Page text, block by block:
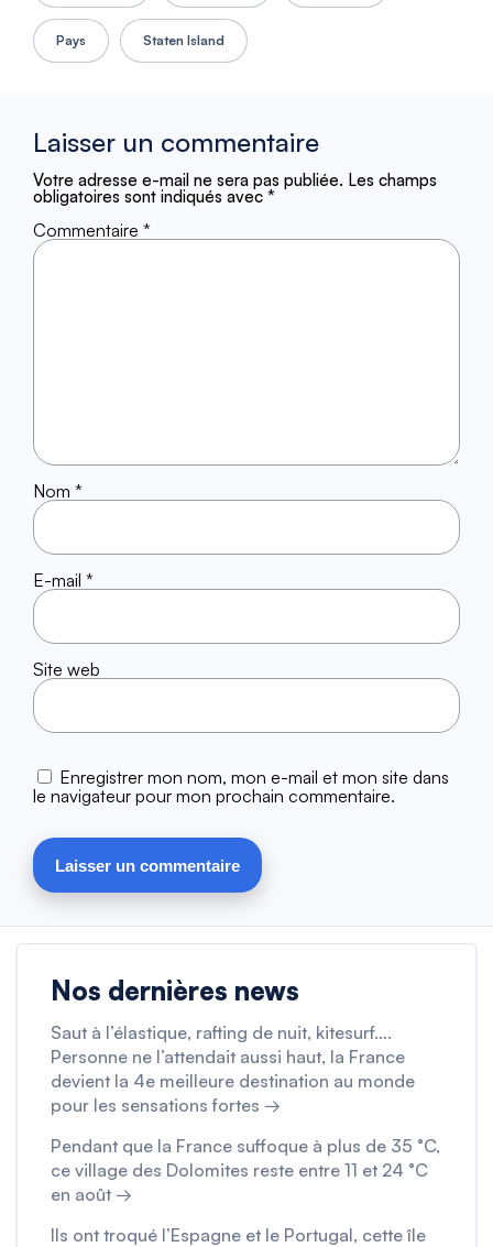
Pays Staten Island
Laisser un commentaire
Votre adresse e-mail ne sera pas publiée. Les champs
obligatoires sont indiqués avec *
Commentaire *
Nom *
E-mail *
Site web
Enregistrer mon nom, mon e-mail et mon site dans
le navigateur pour mon prochain commentaire.
Nos dernières news
Saut à l’élastique, rafting de nuit, kitesurf….
Personne ne l’attendait aussi haut, la France
devient la 4e meilleure destination au monde
pour les sensations fortes →
Pendant que la France suffoque à plus de 35 °C,
ce village des Dolomites reste entre 11 et 24 °C
en août →
Ils ont troqué l’Espagne et le Portugal, cette île